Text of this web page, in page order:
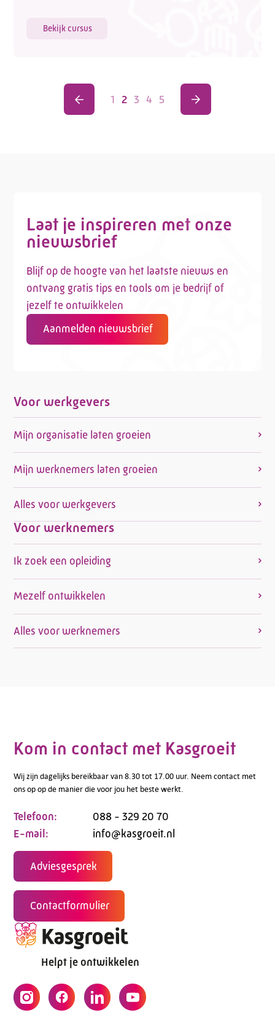
Bekijk cursus
1 2 3 4 5
Laat je inspireren met onze
nieuwsbrief
Blijf op de hoogte van het laatste nieuws en
ontvang gratis tips en tools om je bedrijf of
jezelf te ontwikkelen
Aanmelden nieuwsbrief
Voor werkgevers
Mijn organisatie laten groeien
Mijn werknemers laten groeien
Alles voor werkgevers
Voor werknemers
Ik zoek een opleiding
Mezelf ontwikkelen
Alles voor werknemers
Kom in contact met Kasgroeit
Wij zijn dagelijks bereikbaar van 8.30 tot 17.00 uur. Neem contact met
ons op op de manier die voor jou het beste werkt.
Telefoon:
088 - 329 20 70
E-mail:
info@kasgroeit.nl
Adviesgesprek
Contactformulier
Helpt je ontwikkelen